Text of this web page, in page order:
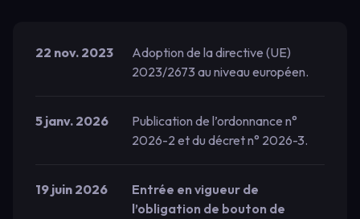
22 nov. 2023
Adoption de la directive (UE)
2023/2673 au niveau européen.
5 janv. 2026
Publication de l’ordonnance n°
2026-2 et du décret n° 2026-3.
19 juin 2026
Entrée en vigueur de
l’obligation de bouton de